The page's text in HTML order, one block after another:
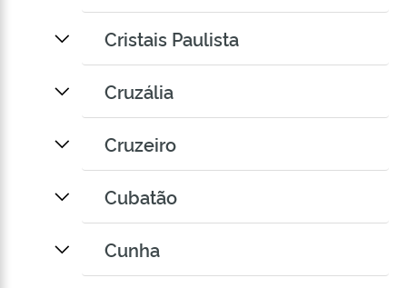
Cristais Paulista
Cruzália
Cruzeiro
Cubatão
Cunha